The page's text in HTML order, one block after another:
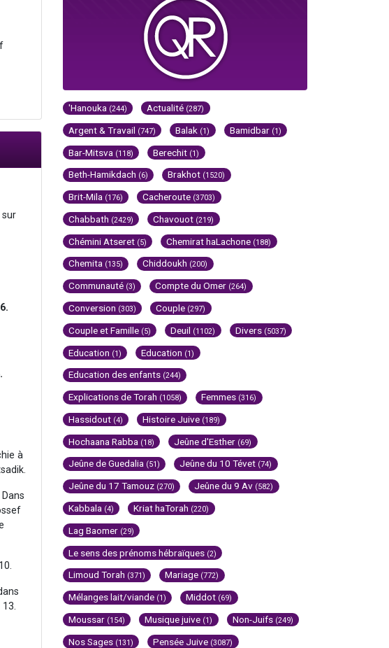
sur
6.
à
Dans
'Hanouka (244) Actualité (287)
Argent & Travail (747) Balak (1) Bamidbar (1)
Bar-Mitsva (118) Berechit (1)
Beth-Hamikdach (6) Brakhot (1520)
Brit-Mila (176) Cacheroute (3703)
Chabbath (2429) Chavouot (219)
Chémini Atseret (5) Chemirat haLachone (188)
Chemita (135) Chiddoukh (200)
Communauté (3) Compte du Omer (264)
Conversion (303) Couple (297)
Couple et Famille (5) Deuil (1102) Divers (5037)
Education (1) Education (1)
Education des enfants (244)
Explications de Torah (1058) Femmes (316)
Hassidout (4) Histoire Juive (189)
Hochaana Rabba (18) Jeûne d'Esther (69)
Jeûne de Guedalia (51) Jeûne du 10 Tévet (74)
Jeûne du 17 Tamouz (270) Jeûne du 9 Av (582)
Kabbala (4) Kriat haTorah (220)
Lag Baomer (29)
Le sens des prénoms hébraïques (2)
Limoud Torah (371) Mariage (772)
Mélanges lait/viande (1) Middot (69)
Moussar (154) Musique juive (1) Non-Juifs (249)
Nos Sages (131) Pensée Juive (3087)